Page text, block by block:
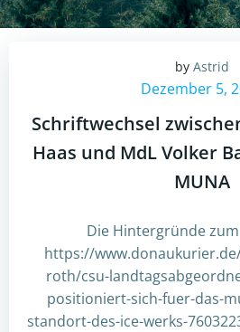
by Astrid
Dezember 5,
Schriftwechsel
Haas und MdL Volker
MUNA
Die Hintergründe
https://
roth/csu-
positioniert-sich-fuer-das-
standort-des-ice-werks-